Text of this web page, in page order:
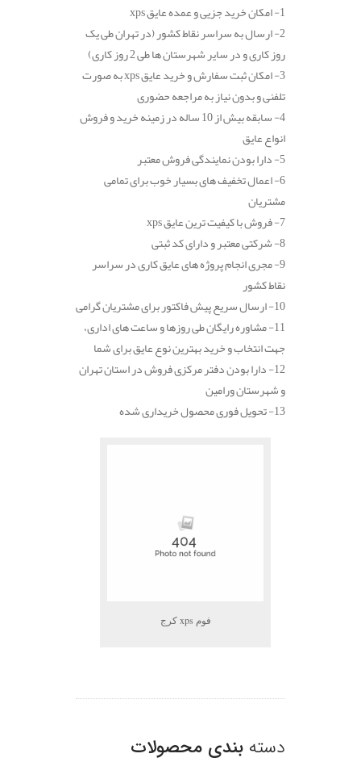
1- امکان خرید جزیی و عمده عایق xps
2- ارسال به سراسر نقاط کشور (در تهران طی یک
روز کاری و در سایر شهرستان ها طی 2 روز کاری)
3- امکان ثبت سفارش و خرید عایق xps به صورت
تلفنی و بدون نیاز به مراجعه حضوری
4- سابقه بیش از 10 ساله در زمینه خرید و فروش
انواع عایق
5- دارا بودن نمایندگی فروش معتبر
6- اعمال تخفیف های بسیار خوب برای تمامی
مشتریان
7- فروش با کیفیت ترین عایق xps
8- شرکتی معتبر و دارای کد ثبتی
9- مجری انجام پروژه های عایق کاری در سراسر
نقاط کشور
10- ارسال سریع پیش فاکتور برای مشتریان گرامی
11- مشاوره رایگان طی روزها و ساعت های اداری،
جهت انتخاب و خرید بهترین نوع عایق برای شما
12- دارا بودن دفتر مرکزی فروش در استان تهران
و شهرستان ورامین
13- تحویل فوری محصول خریداری شده
فوم xps کرج
دسته بندی محصولات